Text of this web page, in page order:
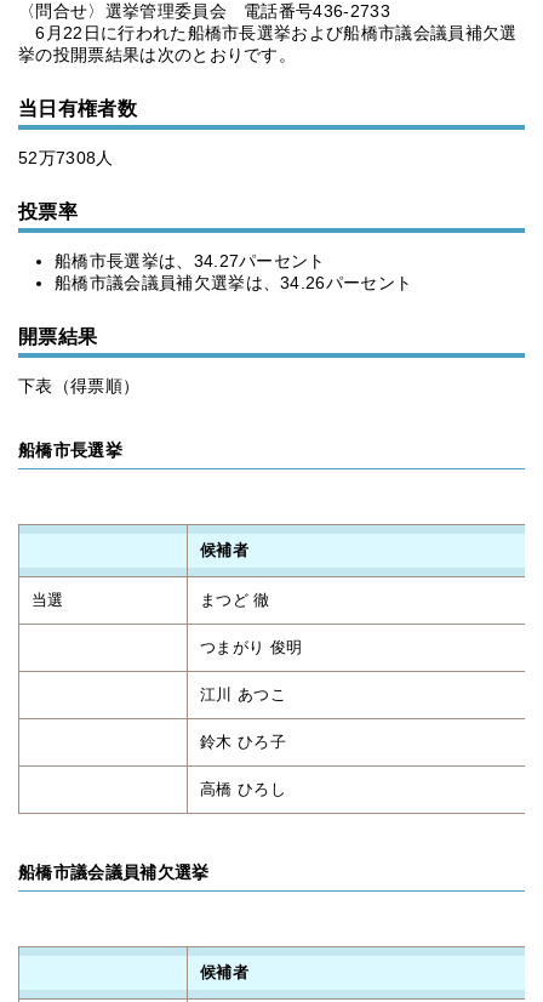
〈問合せ〉選挙管理委員会 電話番号436-2733
6月22日に行われた船橋市長選挙および船橋市議会議員補欠選
挙の投開票結果は次のとおりです。
当日有権者数
52万7308人
投票率
船橋市長選挙は、34.27パーセント
船橋市議会議員補欠選挙は、34.26パーセント
開票結果
下表（得票順）
船橋市長選挙
候補者
当選 まつど 徹
つまがり 俊明
江川 あつこ
鈴木 ひろ子
高橋 ひろし
船橋市議会議員補欠選挙
候補者